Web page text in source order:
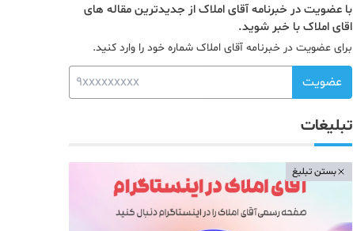
با عضویت در خبرنامه آقای املاک از جدیدترین مقاله های
اقای املاک با خبر شوید.
برای عضویت در خبرنامه آقای املاک شماره خود را وارد کنید.
عضویت
تبلیغات
بستن تبلیغ